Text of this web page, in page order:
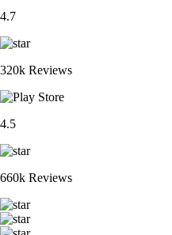
4.7
320k Reviews
4.5
660k Reviews